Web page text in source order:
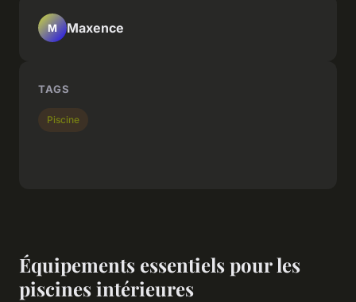
Équipements essentiels pour les
piscines intérieures
M Maxence
TAGS
Piscine